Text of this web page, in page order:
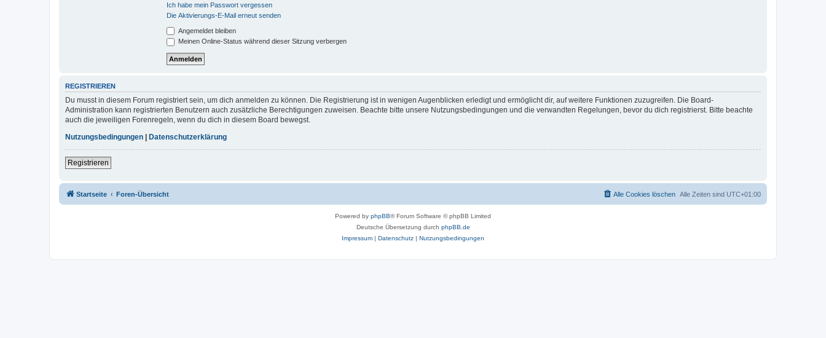
Ich habe mein Passwort vergessen
Die Aktivierungs-E-Mail erneut senden
Angemeldet bleiben
Meinen Online-Status während dieser Sitzung verbergen
REGISTRIEREN
Du musst in diesem Forum registriert sein, um dich anmelden zu können. Die Registrierung ist in wenigen Augenblicken erledigt und ermöglicht dir, auf weitere Funktionen zuzugreifen. Die Board-
Administration kann registrierten Benutzern auch zusätzliche Berechtigungen zuweisen. Beachte bitte unsere Nutzungsbedingungen und die verwandten Regelungen, bevor du dich registrierst. Bitte beachte
auch die jeweiligen Forenregeln, wenn du dich in diesem Board bewegst.
Nutzungsbedingungen
Datenschutzerklärung
Registrieren
Startseite Foren-Übersicht Alle Zeiten sind UTC+01:00
Alle Cookies löschen
Powered by phpBB® Forum Software © phpBB Limited
Deutsche Übersetzung durch phpBB.de
Impressum | Datenschutz | Nutzungsbedingungen